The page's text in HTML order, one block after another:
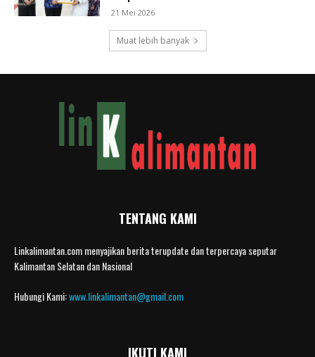
21 Mei 2026
Muat lebih banyak
TENTANG KAMI
Linkalimantan.com menyajikan berita terupdate dan terpercaya seputar
Kalimantan Selatan dan Nasional
Hubungi Kami:www.linkalimantan@gmail.com
IKUTI KAMI